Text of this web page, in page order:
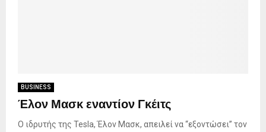
BUSINESS
Έλον Μασκ εναντίον Γκέιτς
Ο ιδρυτής της Tesla, Έλον Μασκ, απειλεί να “εξοντώσει” τον